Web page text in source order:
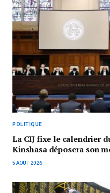
POLITIQUE
La CIJ fixe le calendrier
Kinshasa déposera son
5 AOÛT 2026